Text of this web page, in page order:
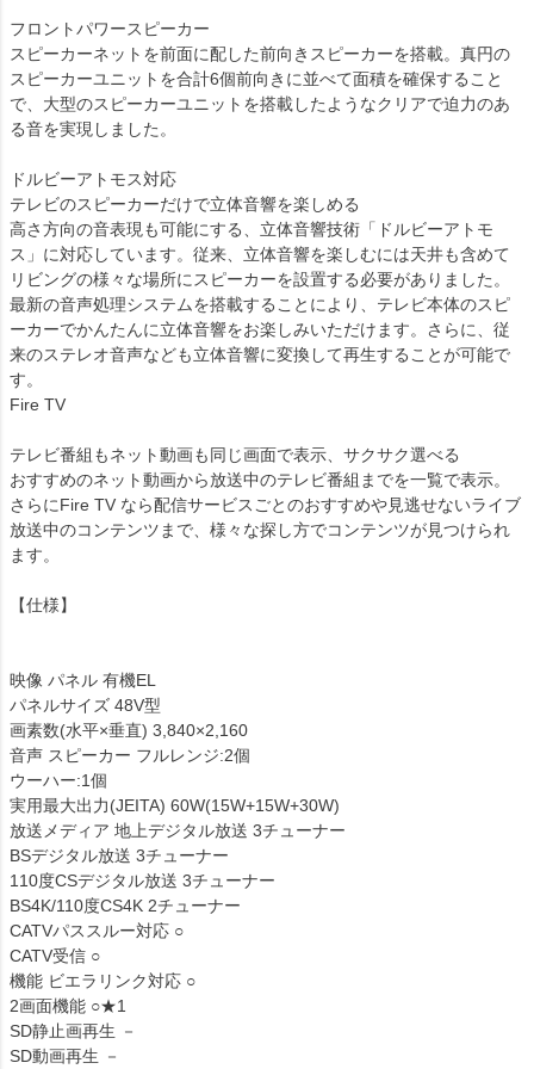
フロントパワースピーカー
スピーカーネットを前面に配した前向きスピーカーを搭載。真円の
スピーカーユニットを合計6個前向きに並べて面積を確保すること
で、大型のスピーカーユニットを搭載したようなクリアで迫力のあ
る音を実現しました。
ドルビーアトモス対応
テレビのスピーカーだけで立体音響を楽しめる
高さ方向の音表現も可能にする、立体音響技術「ドルビーアトモ
ス」に対応しています。従来、立体音響を楽しむには天井も含めて
リビングの様々な場所にスピーカーを設置する必要がありました。
最新の音声処理システムを搭載することにより、テレビ本体のスピ
ーカーでかんたんに立体音響をお楽しみいただけます。さらに、従
来のステレオ音声なども立体音響に変換して再生することが可能で
す。
Fire TV
テレビ番組もネット動画も同じ画面で表示、サクサク選べる
おすすめのネット動画から放送中のテレビ番組までを一覧で表示。
さらにFire TV なら配信サービスごとのおすすめや見逃せないライブ
放送中のコンテンツまで、様々な探し方でコンテンツが見つけられ
ます。
【仕様】
映像 パネル 有機EL
パネルサイズ 48V型
画素数(水平×垂直) 3,840×2,160
音声 スピーカー フルレンジ:2個
ウーハー:1個
実用最大出力(JEITA) 60W(15W+15W+30W)
放送メディア 地上デジタル放送 3チューナー
BSデジタル放送 3チューナー
110度CSデジタル放送 3チューナー
BS4K/110度CS4K 2チューナー
CATVパススルー対応 ○
CATV受信 ○
機能 ビエラリンク対応 ○
2画面機能 ○★1
SD静止画再生 －
SD動画再生 －